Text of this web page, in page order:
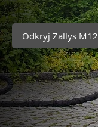
Odkryj Zallys M12